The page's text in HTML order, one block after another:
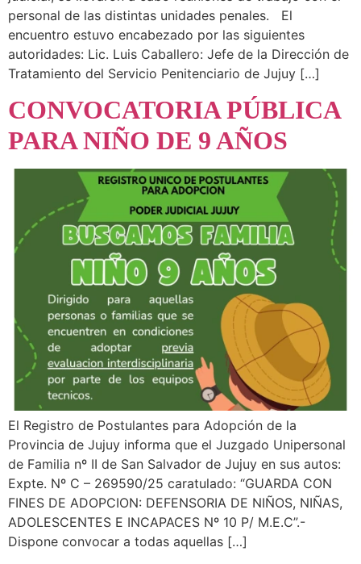
personal de las distintas unidades penales. El
encuentro estuvo encabezado por las siguientes
autoridades: Lic. Luis Caballero: Jefe de la Dirección de
Tratamiento del Servicio Penitenciario de Jujuy […]
CONVOCATORIA PÚBLICA
PARA NIÑO DE 9 AÑOS
El Registro de Postulantes para Adopción de la
Provincia de Jujuy informa que el Juzgado Unipersonal
de Familia nº II de San Salvador de Jujuy en sus autos:
Expte. Nº C – 269590/25 caratulado: “GUARDA CON
FINES DE ADOPCION: DEFENSORIA DE NIÑOS, NIÑAS,
ADOLESCENTES E INCAPACES Nº 10 P/ M.E.C”.-
Dispone convocar a todas aquellas […]